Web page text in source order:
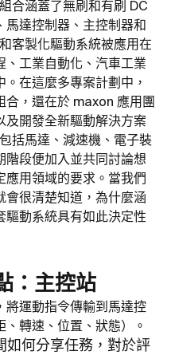
合涵蓋了無刷和有刷 DC
馬達控制器、主控制器和
客製化驅動系統被應用在
、工業自動化、汽車工業
在這麼多專案計劃中，
合，還在於 maxon 應用團
及開發全新驅動解決方案
括馬達、減速機、電子裝
階段便加入並共同討論想
應用領域的要求。當我們
很清楚知道，為什麼涵
驅動系統具有如此決定性
：主控站
將運動指令傳輸到馬達控
轉速、位置、狀態）。
如何分享任務，對於評